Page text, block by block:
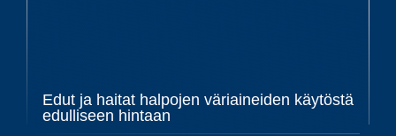
Edut ja haitat halpojen väriaineiden käytöstä
edulliseen hintaan